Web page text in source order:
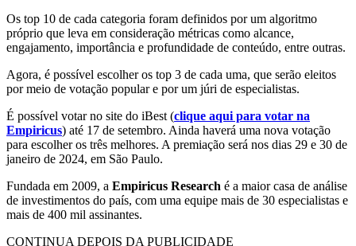
Os top 10 de cada categoria foram definidos por um algoritmo
próprio que leva em consideração métricas como alcance,
engajamento, importância e profundidade de conteúdo, entre outras.
Agora, é possível escolher os top 3 de cada uma, que serão eleitos
por meio de votação popular e por um júri de especialistas.
É possível votar no site do iBest (clique aqui para votar na
Empiricus) até 17 de setembro. Ainda haverá uma nova votação
para escolher os três melhores. A premiação será nos dias 29 e 30 de
janeiro de 2024, em São Paulo.
Fundada em 2009, a Empiricus Research é a maior casa de análise
de investimentos do país, com uma equipe mais de 30 especialistas e
mais de 400 mil assinantes.
CONTINUA DEPOIS DA PUBLICIDADE